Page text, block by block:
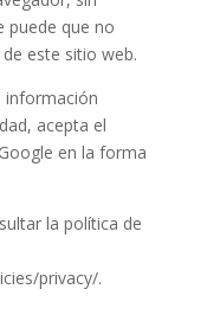
puede que no
este sitio web.
información
acepta el
en la forma
la política de
privacy/.